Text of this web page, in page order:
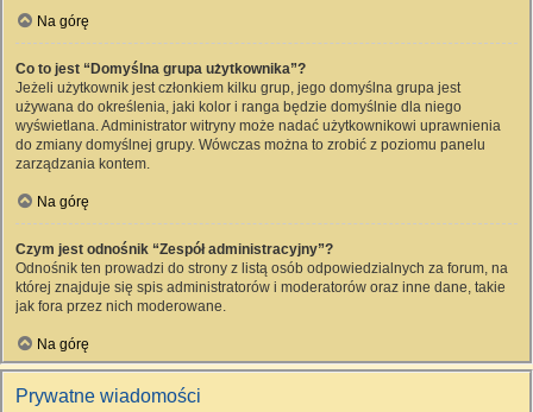
Na górę
Co to jest “Domyślna grupa użytkownika”?
Jeżeli użytkownik jest członkiem kilku grup, jego domyślna grupa jest
używana do określenia, jaki kolor i ranga będzie domyślnie dla niego
wyświetlana. Administrator witryny może nadać użytkownikowi uprawnienia
do zmiany domyślnej grupy. Wówczas można to zrobić z poziomu panelu
zarządzania kontem.
Na górę
Czym jest odnośnik “Zespół administracyjny”?
Odnośnik ten prowadzi do strony z listą osób odpowiedzialnych za forum, na
której znajduje się spis administratorów i moderatorów oraz inne dane, takie
jak fora przez nich moderowane.
Na górę
Prywatne wiadomości